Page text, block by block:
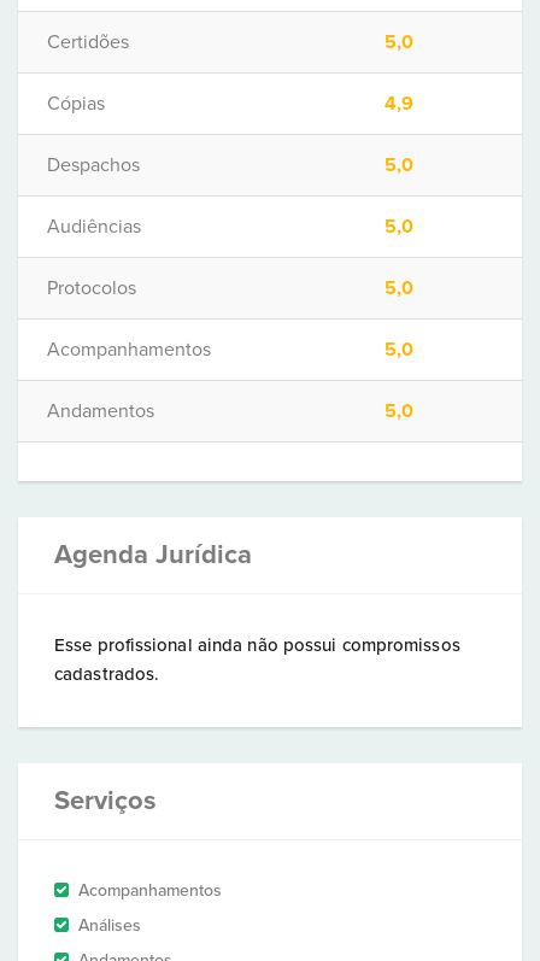
Certidões 5,0
Cópias 4,9
Despachos 5,0
Audiências 5,0
Protocolos 5,0
Acompanhamentos 5,0
Andamentos 5,0
Agenda Jurídica
Esse profissional ainda não possui compromissos
cadastrados.
Serviços
Acompanhamentos
Análises